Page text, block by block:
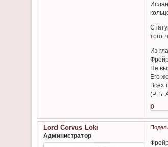
того,
Из
Не
Его
Всех
(Р. Б.
0
Lord Corvus Loki
Администратор